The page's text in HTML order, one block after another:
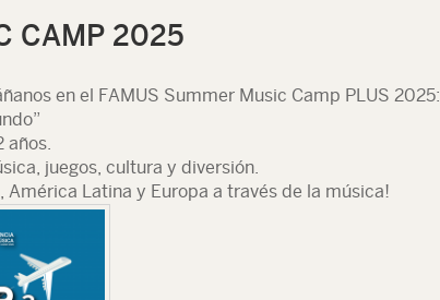
CAMP 2025
en el FAMUS Summer Music Camp PLUS 2025:
años.
juegos, cultura y diversión.
América Latina y Europa a través de la música!